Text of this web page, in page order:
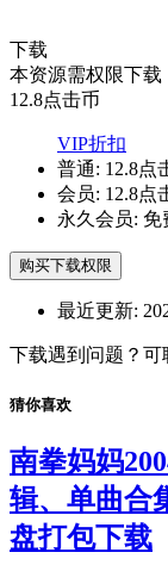
下载
本资源需权限下载
12.8点击币
VIP折扣
普通: 12.8点
会员: 12.8点
永久会员: 免
购买下载权限
最近更新:
下载遇到问题？
猜你喜欢
南拳妈妈
辑、单曲合
盘打包下载